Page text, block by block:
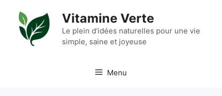
contenu
Vitamine Verte
Le plein d’idées naturelles pour une vie
simple, saine et joyeuse
Menu